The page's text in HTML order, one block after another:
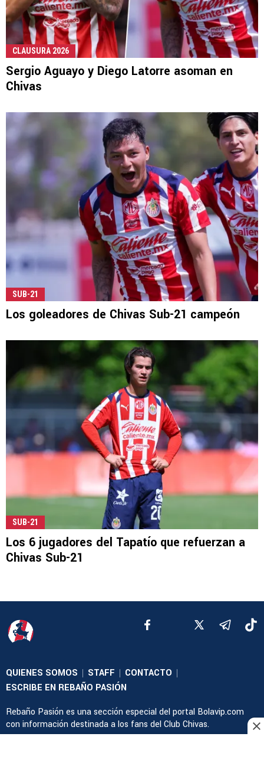
CLAUSURA 2026
Sergio Aguayo y Diego Latorre asoman en
Chivas
SUB-21
Los goleadores de Chivas Sub-21 campeón
SUB-21
Los 6 jugadores del Tapatío que refuerzan a
Chivas Sub-21
QUIENES SOMOS STAFF CONTACTO
ESCRIBE EN REBAÑO PASIÓN
Rebaño Pasión es una sección especial del portal Bolavip.com
con información destinada a los fans del Club Chivas.